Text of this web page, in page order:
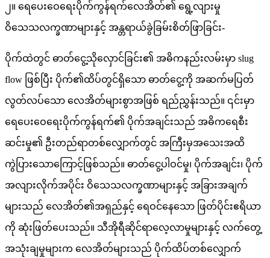
၂။ ရေပေးဝေရေးပိုက်ကွန်ရက်လေအိတ်၏ ရွေ့လျားမှု
ဝိသေသလက္ခဏာများနှင့် အန္တရာယ်ခွဲခြမ်းစိတ်ဖြာခြင်း-
ပိုက်ထဲတွင် ဓာတ်ငွေ့သိုလှောင်ခြင်း၏ အဓိကနည်းလမ်းမှာ slug
flow ဖြစ်ပြီး ပိုက်၏ထိပ်တွင်ရှိသော ဓာတ်ငွေ့ကို အဆက်မပြတ်
လွတ်လပ်သော လေအိတ်များစွာအဖြစ် ရည်ညွှန်းသည်။ ၎င်းမှာ
ရေပေးဝေရေးပိုက်ကွန်ရက်၏ ပိုက်အချင်းသည် အဓိကရေစီး
ဆင်းမှု၏ ဦးတည်ရာတစ်လျှောက်တွင် အကြီးမှအသေးအထိ
ကွဲပြားသောကြောင့်ဖြစ်သည်။ ဓာတ်ငွေ့ပါဝင်မှု၊ ပိုက်အချင်း၊ ပိုက်
အလျားလိုက်အပိုင်း ဝိသေသလက္ခဏာများနှင့် အခြားအချက်
များသည် လေအိတ်၏အရှည်နှင့် ရေဝင်နေသော ဖြတ်ပိုင်းဧရိယာ
ကို ဆုံးဖြတ်ပေးသည်။ သီအိုရီဆိုင်ရာလေ့လာမှုများနှင့် လက်တွေ့
အသုံးချမှုများက လေအိတ်များသည် ပိုက်ထိပ်တစ်လျှောက်